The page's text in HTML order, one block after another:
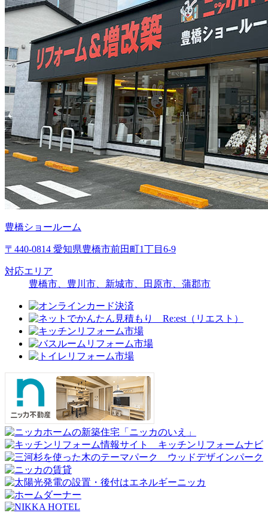
豊橋ショールーム
〒440-0814 愛知県豊橋市前田町1丁目6-9
対応エリア
豊橋市、豊川市、新城市、田原市、蒲郡市